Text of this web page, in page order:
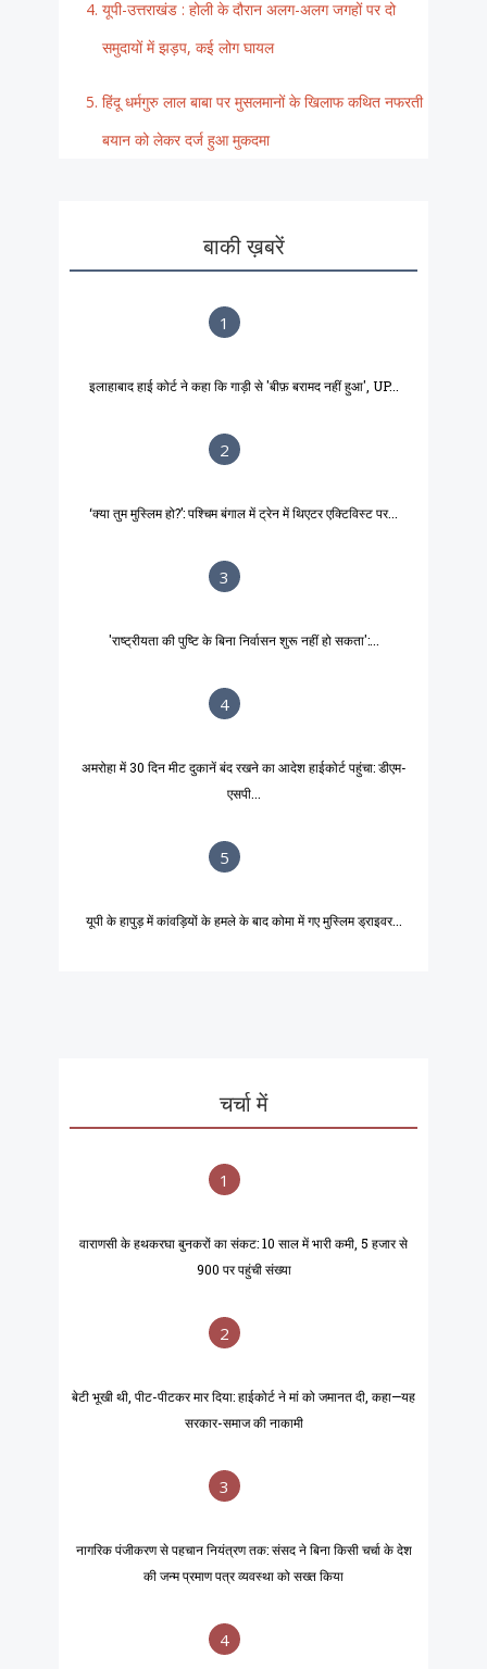
यूपी-उत्तराखंड : होली के दौरान अलग-अलग जगहों पर दो
समुदायों में झड़प, कई लोग घायल
हिंदू धर्मगुरु लाल बाबा पर मुसलमानों के खिलाफ कथित नफरती
बयान को लेकर दर्ज हुआ मुकदमा
बाकी ख़बरें
1
इलाहाबाद हाई कोर्ट ने कहा कि गाड़ी से 'बीफ़ बरामद नहीं हुआ', UP...
2
‘क्या तुम मुस्लिम हो?’: पश्चिम बंगाल में ट्रेन में थिएटर एक्टिविस्ट पर...
3
'राष्ट्रीयता की पुष्टि के बिना निर्वासन शुरू नहीं हो सकता':...
4
अमरोहा में 30 दिन मीट दुकानें बंद रखने का आदेश हाईकोर्ट पहुंचा: डीएम-
एसपी...
5
यूपी के हापुड़ में कांवड़ियों के हमले के बाद कोमा में गए मुस्लिम ड्राइवर...
चर्चा में
1
वाराणसी के हथकरघा बुनकरों का संकट: 10 साल में भारी कमी, 5 हजार से
900 पर पहुंची संख्या
2
बेटी भूखी थी, पीट-पीटकर मार दिया: हाईकोर्ट ने मां को जमानत दी, कहा—यह
सरकार-समाज की नाकामी
3
नागरिक पंजीकरण से पहचान नियंत्रण तक: संसद ने बिना किसी चर्चा के देश
की जन्म प्रमाण पत्र व्यवस्था को सख्त किया
4